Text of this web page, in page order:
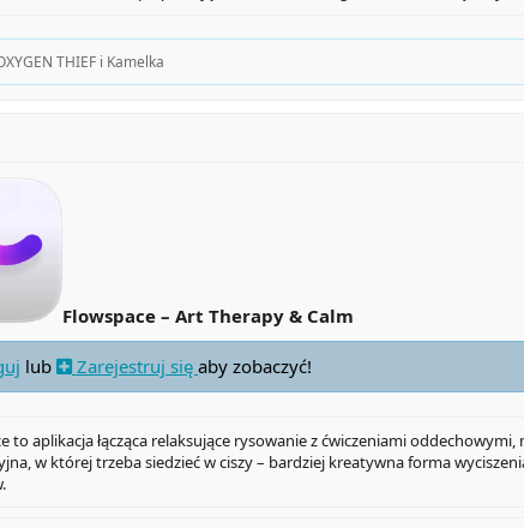
THIEF i Kamelka
Flowspace – Art Therapy & Calm
lub Zarejestruj się aby zobaczyć!
to aplikacja łącząca relaksujące rysowanie z ćwiczeniami
w której trzeba siedzieć w ciszy – bardziej kreatywna forma